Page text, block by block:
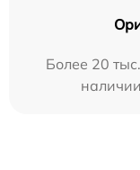
Более 20